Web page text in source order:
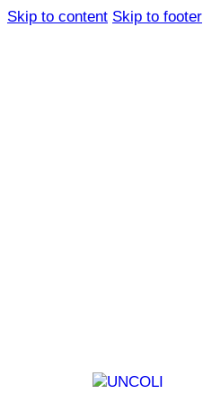
Skip to content Skip to footer